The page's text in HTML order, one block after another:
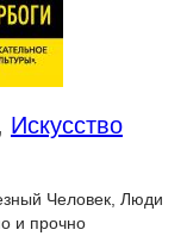
Искусство
Человек, Люди
и прочно